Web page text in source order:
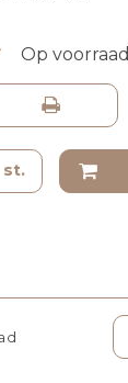
Op voorraad
st.